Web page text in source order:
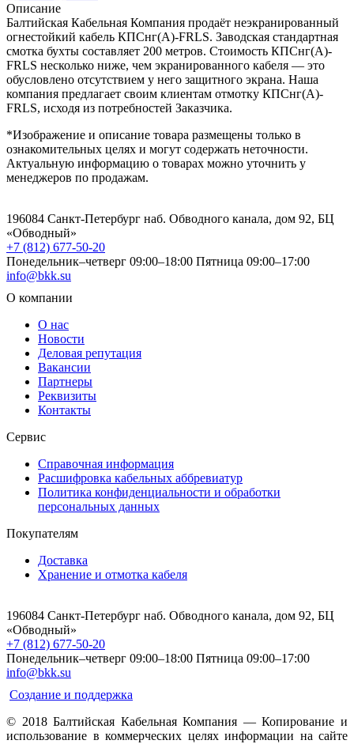
Описание
Балтийская Кабельная Компания продаёт неэкранированный
огнестойкий кабель КПСнг(А)-FRLS. Заводская стандартная
смотка бухты составляет 200 метров. Стоимость КПСнг(А)-
FRLS несколько ниже, чем экранированного кабеля — это
обусловлено отсутствием у него защитного экрана. Наша
компания предлагает своим клиентам отмотку КПСнг(А)-
FRLS, исходя из потребностей Заказчика.
*Изображение и описание товара размещены только в
ознакомительных целях и могут содержать неточности.
Актуальную информацию о товарах можно уточнить у
менеджеров по продажам.
196084 Санкт-Петербург наб. Обводного канала, дом 92, БЦ
«Обводный»
+7 (812) 677-50-20
Понедельник–четверг 09:00–18:00 Пятница 09:00–17:00
info@bkk.su
О компании
О нас
Новости
Деловая репутация
Вакансии
Партнеры
Реквизиты
Контакты
Сервис
Справочная информация
Расшифровка кабельных аббревиатур
Политика конфиденциальности и обработки
персональных данных
Покупателям
Доставка
Хранение и отмотка кабеля
196084 Санкт-Петербург наб. Обводного канала, дом 92, БЦ
«Обводный»
+7 (812) 677-50-20
Понедельник–четверг 09:00–18:00 Пятница 09:00–17:00
info@bkk.su
Создание и поддержка
© 2018 Балтийская Кабельная Компания — Копирование и
использование в коммерческих целях информации на сайте